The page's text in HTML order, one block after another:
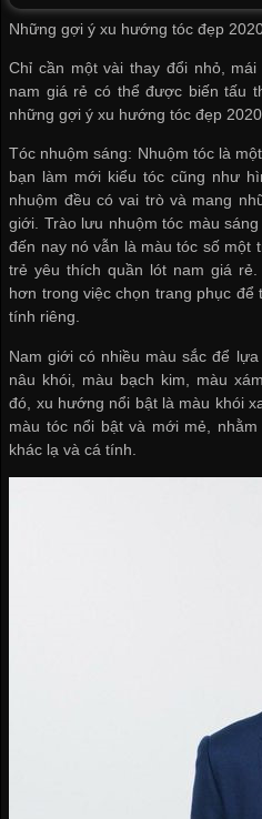
Những gợi ý xu hướng tóc đẹp
Chỉ cần một vài thay đổi nhỏ,
nam giá rẻ có thể được biến tấu
những gợi ý xu hướng tóc đẹp 2020.
Tóc nhuộm sáng: Nhuộm tóc là
bạn làm mới kiểu tóc cũng như
nhuộm đều có vai trò và mang
giới. Trào lưu nhuộm tóc màu
đến nay nó vẫn là màu tóc số một
trẻ yêu thíchquần lót nam giá rẻ.
hơn trong việc chọn trang phục
tính riêng.
Nam giới có nhiều màu sắc để
nâu khói, màu bạch kim, màu
đó, xu hướng nổi bật là màu khói
màu tóc nổi bật và mới mẻ,
khác lạ và cá tính.